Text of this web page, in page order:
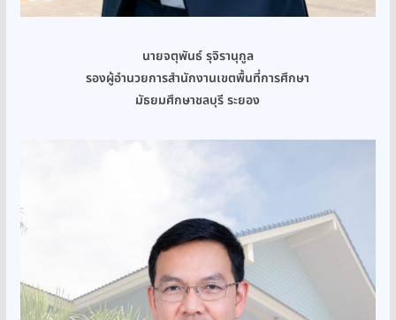
นายจตุพันธ์ รุจิรานุกูล
รองผู้อำนวยการสำนักงานเขตพื้นที่การศึกษา
มัธยมศึกษาชลบุรี ระยอง